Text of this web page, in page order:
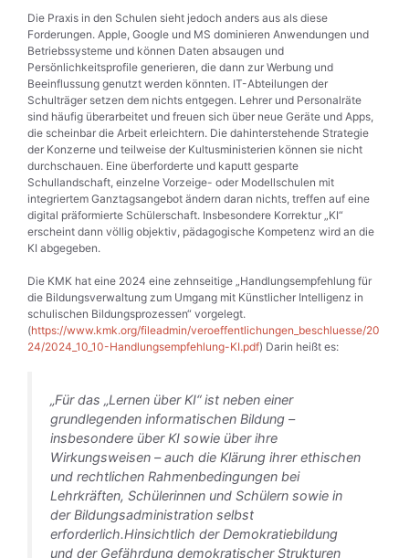
Die Praxis in den Schulen sieht jedoch anders aus als diese
Forderungen. Apple, Google und MS dominieren Anwendungen und
Betriebssysteme und können Daten absaugen und
Persönlichkeitsprofile generieren, die dann zur Werbung und
Beeinflussung genutzt werden könnten. IT-Abteilungen der
Schulträger setzen dem nichts entgegen. Lehrer und Personalräte
sind häufig überarbeitet und freuen sich über neue Geräte und Apps,
die scheinbar die Arbeit erleichtern. Die dahinterstehende Strategie
der Konzerne und teilweise der Kultusministerien können sie nicht
durchschauen. Eine überforderte und kaputt gesparte
Schullandschaft, einzelne Vorzeige- oder Modellschulen mit
integriertem Ganztagsangebot ändern daran nichts, treffen auf eine
digital präformierte Schülerschaft. Insbesondere Korrektur „KI“
erscheint dann völlig objektiv, pädagogische Kompetenz wird an die
KI abgegeben.
Die KMK hat eine 2024 eine zehnseitige „Handlungsempfehlung für
die Bildungsverwaltung zum Umgang mit Künstlicher Intelligenz in
schulischen Bildungsprozessen“ vorgelegt.
(https://www.kmk.org/fileadmin/veroeffentlichungen_beschluesse/20
24/2024_10_10-Handlungsempfehlung-KI.pdf) Darin heißt es:
„Für das „Lernen über KI“ ist neben einer
grundlegenden informatischen Bildung –
insbesondere über KI sowie über ihre
Wirkungsweisen – auch die Klärung ihrer ethischen
und rechtlichen Rahmenbedingungen bei
Lehrkräften, Schülerinnen und Schülern sowie in
der Bildungsadministration selbst
erforderlich.Hinsichtlich der Demokratiebildung
und der Gefährdung demokratischer Strukturen